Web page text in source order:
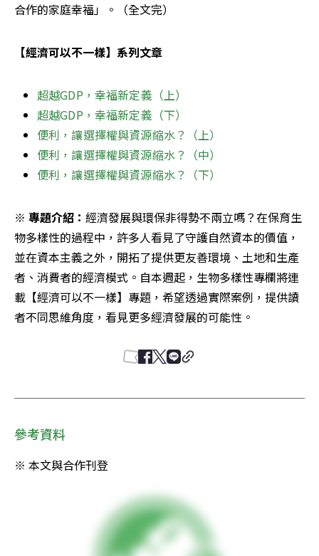
合作的家庭幸福」。（全文完）
【經濟可以不一樣】系列文章
超越GDP，幸福新定義（上）
超越GDP，幸福新定義（下）
便利，讓選擇權與資源縮水？（上）
便利，讓選擇權與資源縮水？（中）
便利，讓選擇權與資源縮水？（下）
※ 專題介紹： 經濟發展與環保非得勢不兩立嗎？在保育生
物多樣性的過程中，許多人看見了守護自然資本的價值，
並在資本主義之外，開拓了提供更友善環境、土地和生產
者、消費者的經濟模式。自本週起，生物多樣性專欄將連
載【經濟可以不一樣】專題，希望透過實際案例，提供讀
者不同思維角度，看見更多經濟發展的可能性。
參考資料
※ 本文與合作刊登